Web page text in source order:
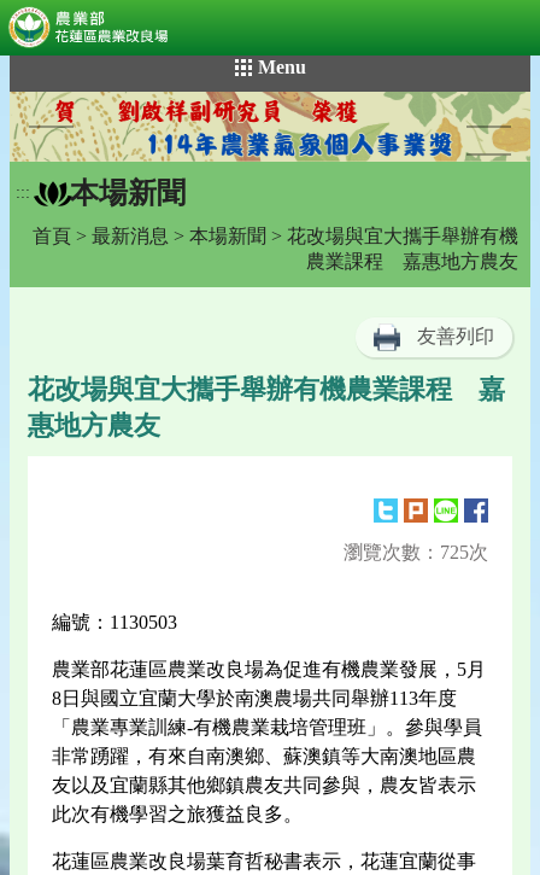
到
主
要
內
容
Menu
::: 本場新聞
首頁 > 最新消息 > 本場新聞 > 花改場與宜大攜手舉辦有機
農業課程 嘉惠地方農友
友善列印
花改場與宜大攜手舉辦有機農業課程 嘉
惠地方農友
瀏覽次數：725次
編號：1130503
農業部花蓮區農業改良場為促進有機農業發展，5月
8日與國立宜蘭大學於南澳農場共同舉辦113年度
「農業專業訓練-有機農業栽培管理班」。參與學員
非常踴躍，有來自南澳鄉、蘇澳鎮等大南澳地區農
友以及宜蘭縣其他鄉鎮農友共同參與，農友皆表示
此次有機學習之旅獲益良多。
花蓮區農業改良場葉育哲秘書表示，花蓮宜蘭從事